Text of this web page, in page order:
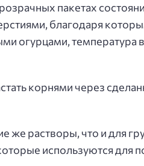
пакетах
благодаря
огурцами,
корнями через
растворы, что и для
используются для